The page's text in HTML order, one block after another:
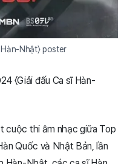
Nhật〉 poster
〈Giải đấu Ca sĩ Hàn-
cuộc thi âm nhạc giữa Top
Quốc và Nhật Bản, lần